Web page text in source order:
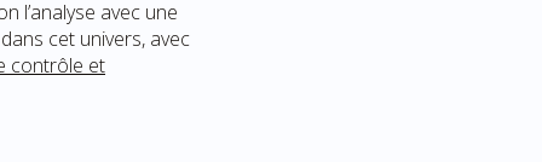
l’analyse avec une
cet univers, avec
contrôle et